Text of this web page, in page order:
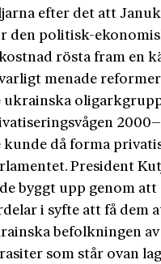
efter det att
den politisk-
rösta fram en
menade
ukrainska
kunde då forma
President
byggt upp genom
i syfte att få dem
befolkningen
som står ovan